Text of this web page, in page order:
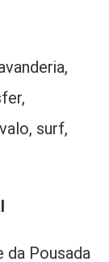
surf,
da Pousada